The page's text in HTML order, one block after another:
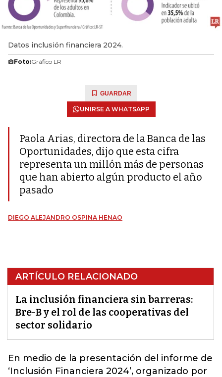
Datos inclusión financiera 2024.
Foto:Gráfico LR
GUARDAR
UNIRSE A WHATSAPP
Paola Arias, directora de la Banca de las
Oportunidades, dijo que esta cifra
representa un millón más de personas
que han abierto algún producto el año
pasado
DIEGO ALEJANDRO OSPINA HENAO
ARTÍCULO RELACIONADO
La inclusión financiera sin barreras:
Bre-B y el rol de las cooperativas del
sector solidario
En medio de la presentación del informe de
‘Inclusión Financiera 2024’, organizado por